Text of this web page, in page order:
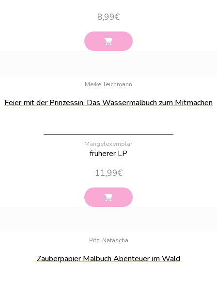
8,99€
Meike Teichmann
Feier mit der Prinzessin. Das Wassermalbuch zum Mitmachen
Mängelexemplar
früherer LP
11,99€
Pitz, Natascha
Zauberpapier Malbuch Abenteuer im Wald